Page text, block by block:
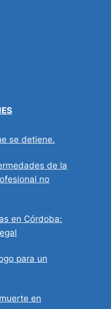
se detiene.
de la
no
en Córdoba:
para un
en